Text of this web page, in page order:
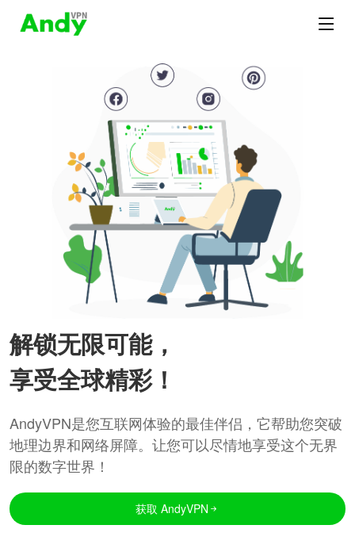
解锁无限可能，
享受全球精彩！
AndyVPN是您互联网体验的最佳伴侣，它帮助您突破
地理边界和网络屏障。让您可以尽情地享受这个无界
限的数字世界！
获取 AndyVPN